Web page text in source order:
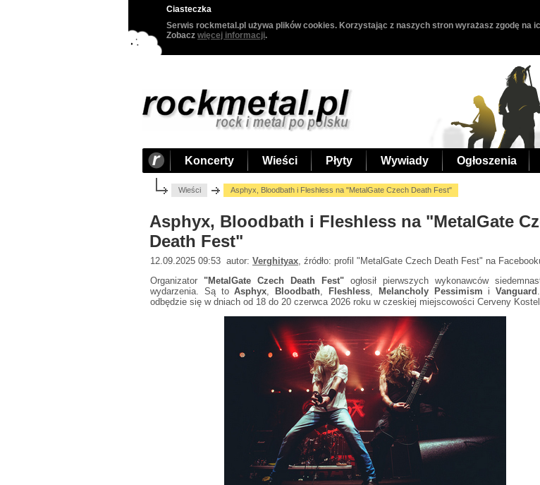
Ciasteczka
Serwis rockmetal.pl używa plików cookies. Korzystając z naszych stron wyrażasz zgodę na
Zobacz więcej informacji.
Koncerty Wieści Płyty Wywiady Ogłoszenia
Wieści Asphyx, Bloodbath i Fleshless na "MetalGate Czech Death Fest"
Asphyx, Bloodbath i Fleshless na "MetalGate
Death Fest"
12.09.2025 09:53 autor: Verghityax , źródło: profil "MetalGate Czech Death Fest" na
Organizator "MetalGate Czech Death Fest" ogłosił pierwszych wykonawców
wydarzenia. Są toAsphyx Bloodbath Fleshless Melancholy Pessimism iVanguard
odbędzie się w dniach od 18 do 20 czerwca 2026 roku w czeskiej miejscowości Cerveny